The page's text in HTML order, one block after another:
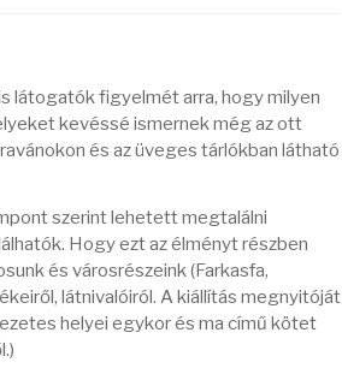
látogatók figyelmét arra, hogy milyen
kevéssé ismernek még az ott
és az üveges tárlókban látható
szerint lehetett megtalálni
Hogy ezt az élményt részben
és városrészeink (Farkasfa,
látnivalóiról. A kiállítás megnyitóját
helyei egykor és ma című kötet